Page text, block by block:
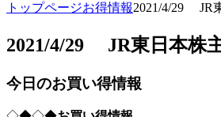
トップページお得情報2021/4/29 JR
2021/4/29 JR東日本株
今日のお買い得情報